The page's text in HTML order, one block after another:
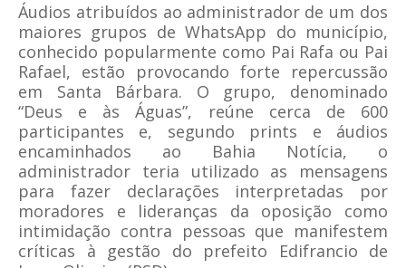
Áudios atribuídos ao administrador de um dos
maiores grupos de WhatsApp do município,
conhecido popularmente como Pai Rafa ou Pai
Rafael, estão provocando forte repercussão
em Santa Bárbara. O grupo, denominado
“Deus e às Águas”, reúne cerca de 600
participantes e, segundo prints e áudios
encaminhados ao Bahia Notícia, o
administrador teria utilizado as mensagens
para fazer declarações interpretadas por
moradores e lideranças da oposição como
intimidação contra pessoas que manifestem
críticas à gestão do prefeito Edifrancio de